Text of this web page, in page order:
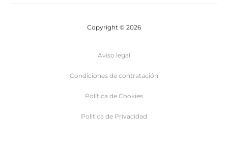
Copyright © 2026
Aviso legal
Condiciones de contratación
Política de Cookies
Politica de Privacidad